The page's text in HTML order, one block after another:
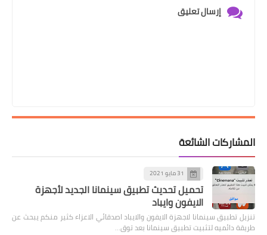
إرسال تعليق
المشاركات الشائعة
31 مايو 2021
تحميل تحديث تطبيق سينمانا الجديد لأجهزة
الايفون وايباد
تنزيل تطبيق سينمانا لاجهزة الايفون والايباد اصدقائي الاعزاء كثير منكم يبحث عن
طريقة دائميه لتثبيت تطبيق سينمانا بعد توق…